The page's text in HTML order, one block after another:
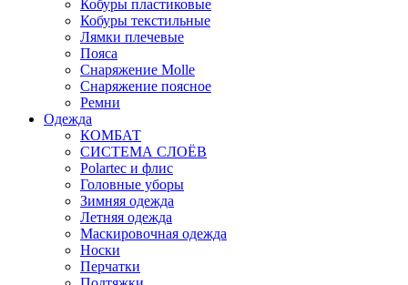
Кобуры пластиковые
Кобуры текстильные
Лямки плечевые
Пояса
Снаряжение Molle
Снаряжение поясное
Ремни
Одежда
КОМБАТ
СИСТЕМА СЛОЁВ
Polartec и флис
Головные уборы
Зимняя одежда
Летняя одежда
Маскировочная одежда
Носки
Перчатки